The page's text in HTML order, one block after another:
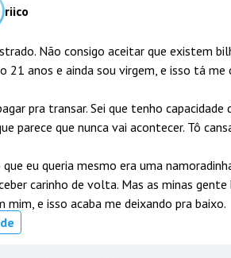
riico
Não consigo aceitar que existem
21 anos e ainda sou virgem, e isso tá
pra transar. Sei que tenho
parece que nunca vai acontecer. Tô
eu queria mesmo era uma
carinho de volta. Mas as minas
mim, e isso acaba me deixando pra baixo.